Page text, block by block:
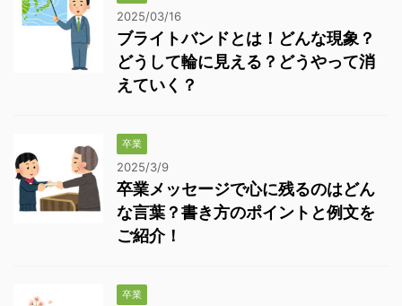
2025/03/16
ブライトバンドとは！どんな現象？
どうして輪に見える？どうやって消
えていく？
卒業
2025/3/9
卒業メッセージで心に残るのはどん
な言葉？書き方のポイントと例文を
ご紹介！
卒業